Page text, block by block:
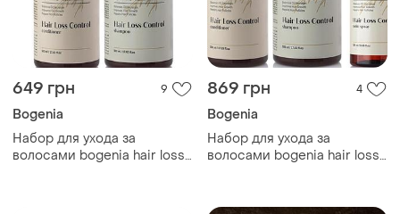
649 грн 9
Bogenia
Набор для ухода за
волосами bogenia hair loss
869 грн 4
Bogenia
Набор для ухода за
волосами bogenia hair loss
выпадения